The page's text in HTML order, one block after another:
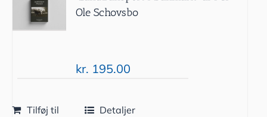
Ole Schovsbo
kr. 195.00
Tilføj til
Detaljer